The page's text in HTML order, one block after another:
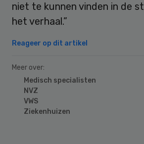
niet te kunnen vinden in de
het verhaal.”
Reageer op dit artikel
Meer over:
Medisch specialisten
NVZ
VWS
Ziekenhuizen